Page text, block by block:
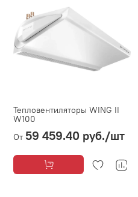
Тепловентиляторы WING II
W100
От 59 459.40 руб./шт